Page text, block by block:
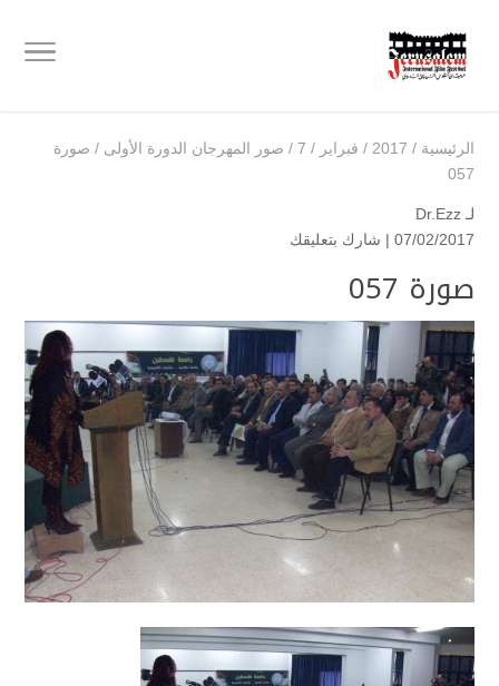
الرئيسية /
2017
/ فبراير /
7
/ صور المهرجان الدورة الأولى / صورة
057
لـ Dr.Ezz
07/02/2017 |
شارك بتعليقك
صورة 057